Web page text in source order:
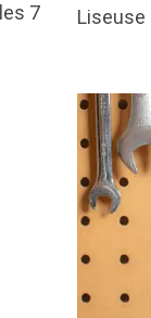
7
Liseuse